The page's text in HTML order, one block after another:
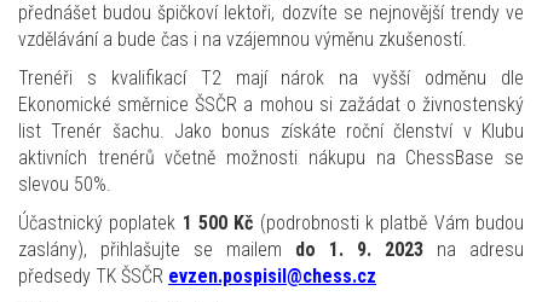
přednášet budou špičkoví lektoři, dozvíte se nejnovější trendy ve
vzdělávání a bude čas i na vzájemnou výměnu zkušeností.
Trenéři s kvalifikací T2 mají nárok na vyšší odměnu dle
Ekonomické směrnice ŠSČR a mohou si zažádat o živnostenský
list Trenér šachu. Jako bonus získáte roční členství v Klubu
aktivních trenérů včetně možnosti nákupu na ChessBase se
slevou 50%.
Účastnický poplatek 1 500 Kč (podrobnosti k platbě Vám budou
zaslány), přihlašujte se mailem do 1. 9. 2023 na adresu
předsedy TK ŠSČR evzen.pospisil@chess.cz